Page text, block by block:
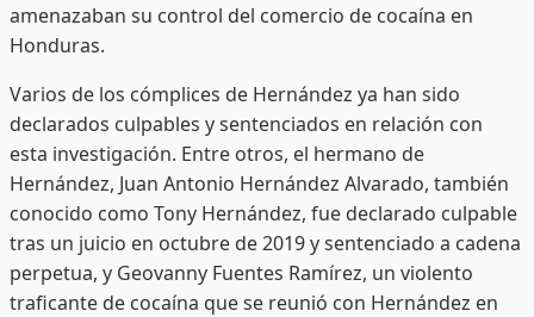
amenazaban su control del comercio de cocaína en
Honduras.
Varios de los cómplices de Hernández ya han sido
declarados culpables y sentenciados en relación con
esta investigación. Entre otros, el hermano de
Hernández, Juan Antonio Hernández Alvarado, también
conocido como Tony Hernández, fue declarado culpable
tras un juicio en octubre de 2019 y sentenciado a cadena
perpetua, y Geovanny Fuentes Ramírez, un violento
traficante de cocaína que se reunió con Hernández en